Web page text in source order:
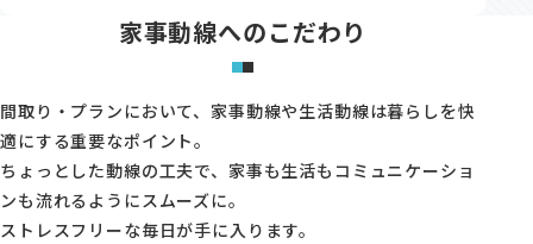
家事動線へのこだわり
間取り・プランにおいて、家事動線や生活動線は暮らしを快
適にする重要なポイント。
ちょっとした動線の工夫で、家事も生活もコミュニケーショ
ンも流れるようにスムーズに。
ストレスフリーな毎日が手に入ります。